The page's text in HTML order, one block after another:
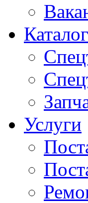
Каталог
Услуги